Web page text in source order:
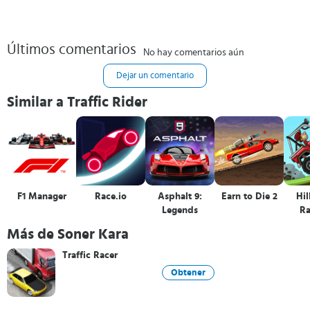
Últimos comentarios No hay comentarios aún
Dejar un comentario
Similar a Traffic Rider
F1 Manager Race.io
Asphalt 9:
Legends
Earn to Die 2
Más de Soner Kara
Traffic Racer
Obtener